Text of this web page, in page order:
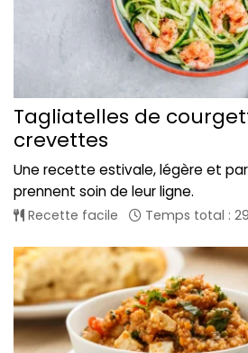
Tagliatelles de
crevettes
Une recette estivale, légère et
prennent soin de leur ligne.
Recette facile Temps total :